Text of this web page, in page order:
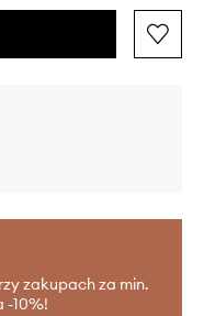
zakupach za min.
-10%!